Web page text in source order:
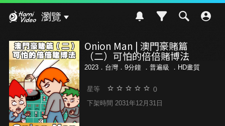
瀏覽
Onion Man | 澳門豪賭篇
（二）可怕的倍倍賭博法
2023．台灣．9分鐘 ． 普遍級 ．HD畫質
星等 0
下架時間 2031年12月31日